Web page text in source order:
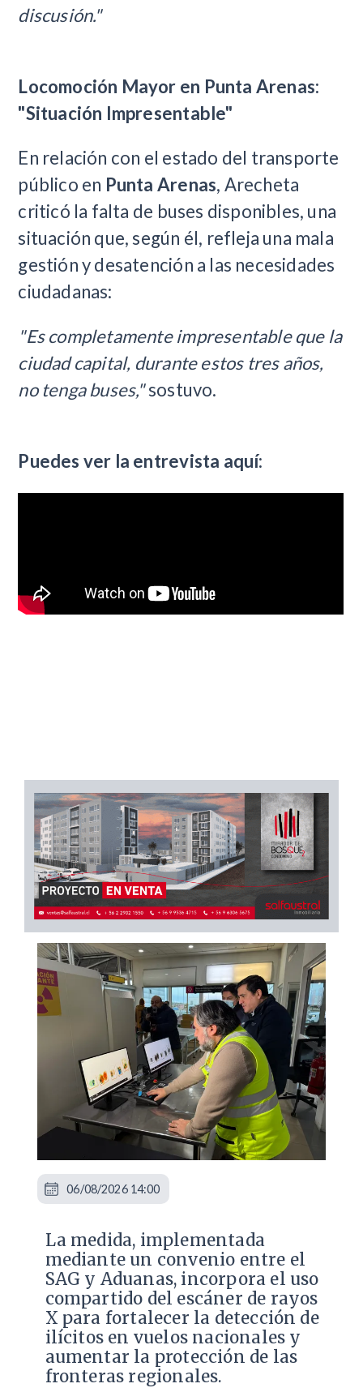
discusión."
Locomoción Mayor en Punta Arenas:
"Situación Impresentable"
En relación con el estado del transporte
público en Punta Arenas, Arecheta
criticó la falta de buses disponibles, una
situación que, según él, refleja una mala
gestión y desatención a las necesidades
ciudadanas:
"Es completamente impresentable que la
ciudad capital, durante estos tres años,
no tenga buses,"sostuvo.
Puedes ver la entrevista aquí:
La medida, implementada
mediante un convenio entre el
SAG y Aduanas, incorpora el uso
compartido del escáner de rayos
X para fortalecer la detección de
ilícitos en vuelos nacionales y
aumentar la protección de las
fronteras regionales.
06/08/2026 14:00